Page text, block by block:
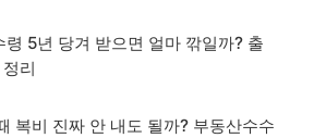
령 5년 당겨 받으면 얼마 깎일까? 출
리
복비 진짜 안 내도 될까? 부동산수수